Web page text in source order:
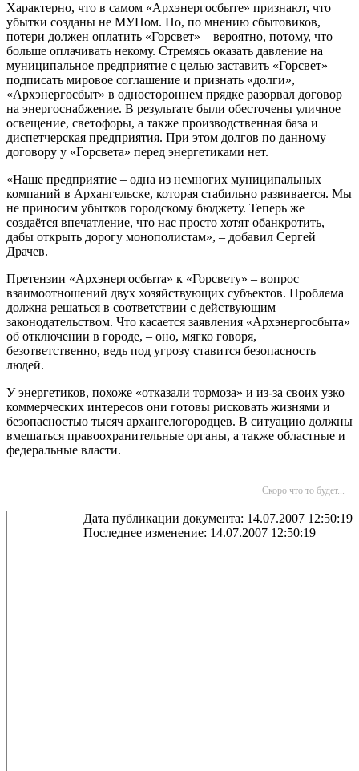
Характерно, что в самом «Архэнергосбыте» признают, что
убытки созданы не МУПом. Но, по мнению сбытовиков,
потери должен оплатить «Горсвет» – вероятно, потому, что
больше оплачивать некому. Стремясь оказать давление на
муниципальное предприятие с целью заставить «Горсвет»
подписать мировое соглашение и признать «долги»,
«Архэнергосбыт» в одностороннем прядке разорвал договор
на энергоснабжение. В результате были обесточены уличное
освещение, светофоры, а также производственная база и
диспетчерская предприятия. При этом долгов по данному
договору у «Горсвета» перед энергетиками нет.
«Наше предприятие – одна из немногих муниципальных
компаний в Архангельске, которая стабильно развивается. Мы
не приносим убытков городскому бюджету. Теперь же
создаётся впечатление, что нас просто хотят обанкротить,
дабы открыть дорогу монополистам», – добавил Сергей
Драчев.
Претензии «Архэнергосбыта» к «Горсвету» – вопрос
взаимоотношений двух хозяйствующих субъектов. Проблема
должна решаться в соответствии с действующим
законодательством. Что касается заявления «Архэнергосбыта»
об отключении в городе, – оно, мягко говоря,
безответственно, ведь под угрозу ставится безопасность
людей.
У энергетиков, похоже «отказали тормоза» и из-за своих узко
коммерческих интересов они готовы рисковать жизнями и
безопасностью тысяч архангелогородцев. В ситуацию должны
вмешаться правоохранительные органы, а также областные и
федеральные власти.
Скоро что то будет...
Дата публикации документа: 14.07.2007 12:50:19
Последнее изменение: 14.07.2007 12:50:19